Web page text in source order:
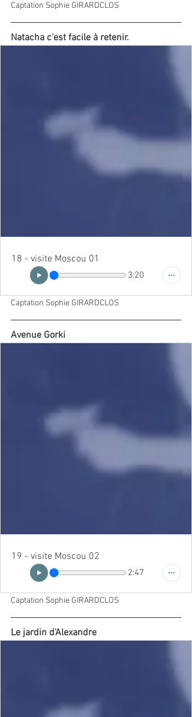
Captation Sophie GIRARDCLOS
Natacha c'est facile à retenir.
18 - visite Moscou 01
3:20
Captation Sophie GIRARDCLOS
Avenue Gorki
19 - visite Moscou 02
2:47
Captation Sophie GIRARDCLOS
Le jardin d'Alexandre